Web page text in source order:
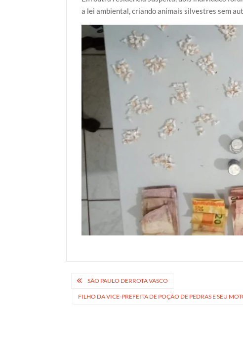
a lei ambiental, criando animais silvestres sem
Navegação
de
SÃO PAULO DERROTA VASCO
FILHO DA VICE-PREFEITA DE POÇÃO DE PEDRAS E SEU